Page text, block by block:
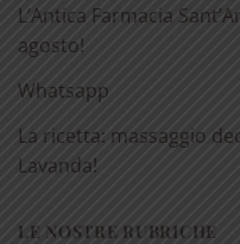
L’Antica Farmacia
agosto!
Whatsapp
La ricetta: massaggio
Lavanda!
LE NOSTRE RUBRICHE